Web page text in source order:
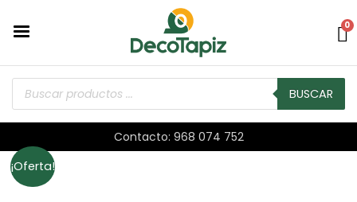
0
BUSCAR
Contacto: 968 074 752
¡Oferta!